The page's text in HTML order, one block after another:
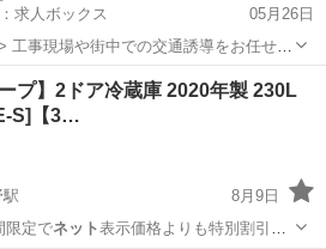
求人ボックス
05月26日
工事現場や街中での交通誘導をお任せし
の柔軟なシフトで、無理なく働けま
など、熱中症・安全対策も万全です。 工
安全確...
社員
プ】2ドア冷蔵庫 2020年製 230L
S]【3…
8月9日
間限定でネット表示価格よりも特別割引を